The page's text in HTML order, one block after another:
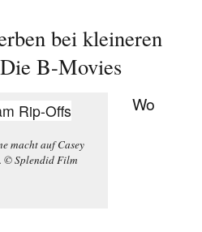
bei kleineren
B-Movies
macht auf Casey
© Splendid Film
Wo